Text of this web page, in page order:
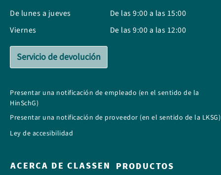
De lunes a jueves
Viernes
De las 9:00 a las 15:00
De las 9:00 a las 12:00
Servicio de devolución
Presentar una notificación de empleado (en el sentido de la
HinSchG)
Presentar una notificación de proveedor (en el sentido de la LKSG)
Ley de accesibilidad
ACERCA DE CLASSEN PRODUCTOS